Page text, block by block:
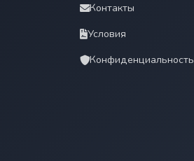
Контакты
Условия
Конфиденциальность